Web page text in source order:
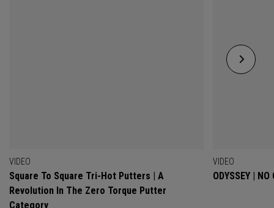
VIDEO
Square To Square Tri-Hot Putters | A
Revolution In The Zero Torque Putter
Category
VIDEO
ODYSSEY |